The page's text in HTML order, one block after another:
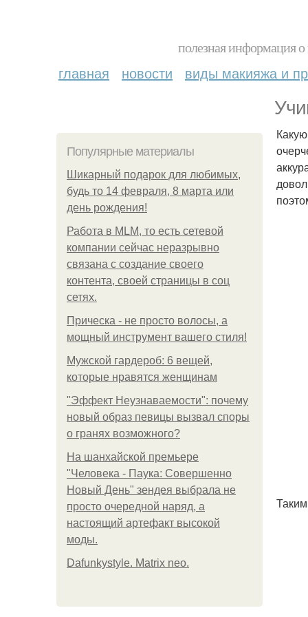
полезная информация
главная новости виды макияжа и
Популярные материалы
Шикарный подарок для любимых,
будь то 14 февраля, 8 марта или
день рождения!
Работа в MLM, то есть сетевой
компании сейчас неразрывно
связана с создание своего
контента, своей страницы в соц
сетях.
Прическа - не просто волосы, а
мощный инструмент вашего стиля!
Мужской гардероб: 6 вещей,
которые нравятся женщинам
"Эффект Неузнаваемости": почему
новый образ певицы вызвал споры
о гранях возможного?
На шанхайской премьере
"Человека - Паука: Совершенно
Новый День" зендея выбрала не
просто очередной наряд, а
настоящий артефакт высокой
моды.
Dafunkystyle. Matrix neo.